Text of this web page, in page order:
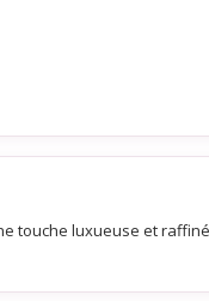
touche luxueuse et